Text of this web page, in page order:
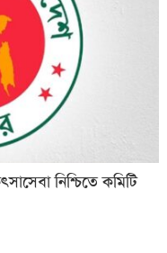
নিশ্চিতে কমিটি